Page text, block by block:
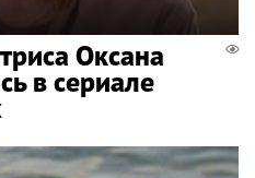
Оксана
в сериале